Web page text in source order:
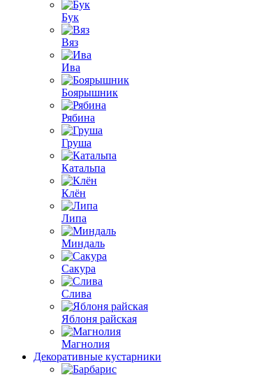
Бук
Вяз
Ива
Боярышник
Рябина
Груша
Катальпа
Клён
Липа
Миндаль
Сакура
Слива
Яблоня райская
Магнолия
Декоративные кустарники